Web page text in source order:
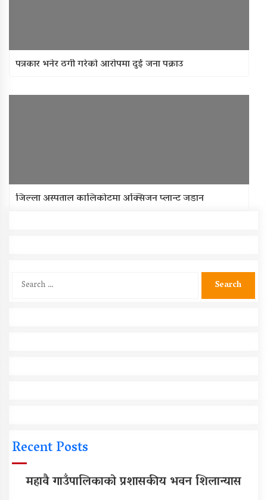
पत्रकार भनेर ठगी गरेकाे आराेपमा दुई जना पक्राउ
जिल्ला अस्पताल कालिकोटमा अक्सिजन प्लान्ट जडान
Search
Recent Posts
महावै गाउँपालिकाको प्रशासकीय भवन शिलान्यास